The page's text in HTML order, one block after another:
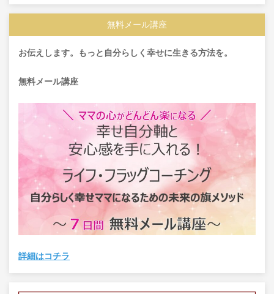
無料メール講座
お伝えします。もっと自分らしく幸せに生きる方法を。
無料メール講座
詳細はコチラ